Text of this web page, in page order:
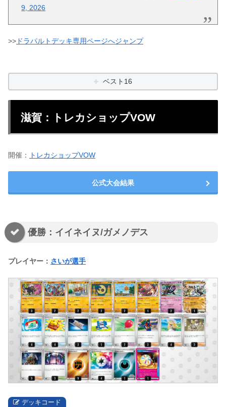
9, 2026
>> ドラパルトデッキ専用ページへジャンプ
ベスト16
滋賀：トレカショップVOW
開催： トレカショップVOW
公式大会結果
優勝：イイネイヌ/ガメノデス
プレイヤー： さいが選手
デッキコード